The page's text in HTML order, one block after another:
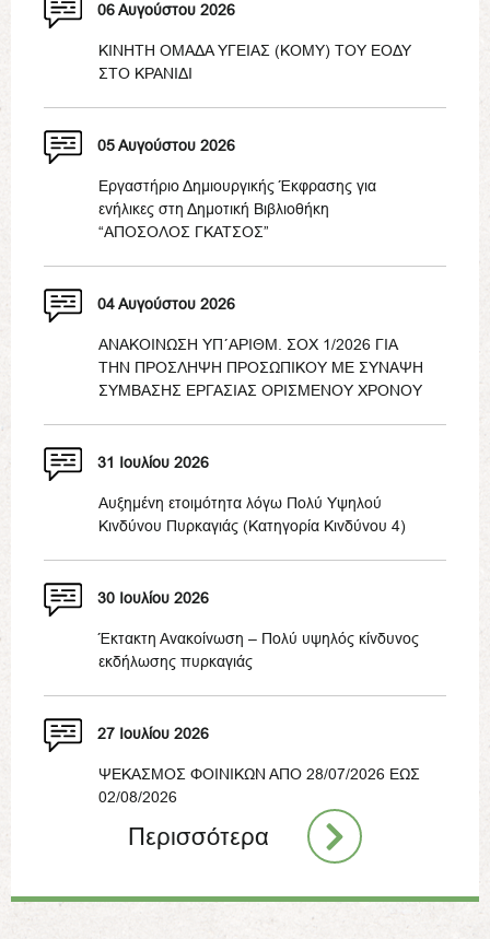
06 Αυγούστου 2026
ΚΙΝΗΤΗ ΟΜΑΔΑ ΥΓΕΙΑΣ (ΚΟΜΥ) ΤΟΥ ΕΟΔΥ
ΣΤΟ ΚΡΑΝΙΔΙ
05 Αυγούστου 2026
Εργαστήριο Δημιουργικής Έκφρασης για
ενήλικες στη Δημοτική Βιβλιοθήκη
“ΑΠΟΣΟΛΟΣ ΓΚΑΤΣΟΣ”
04 Αυγούστου 2026
ΑΝΑΚΟΙΝΩΣΗ ΥΠ΄ΑΡΙΘΜ. ΣΟΧ 1/2026 ΓΙΑ
ΤΗΝ ΠΡΟΣΛΗΨΗ ΠΡΟΣΩΠΙΚΟΥ ΜΕ ΣΥΝΑΨΗ
ΣΥΜΒΑΣΗΣ ΕΡΓΑΣΙΑΣ ΟΡΙΣΜΕΝΟΥ ΧΡΟΝΟΥ
31 Ιουλίου 2026
Αυξημένη ετοιμότητα λόγω Πολύ Υψηλού
Κινδύνου Πυρκαγιάς (Κατηγορία Κινδύνου 4)
30 Ιουλίου 2026
Έκτακτη Ανακοίνωση – Πολύ υψηλός κίνδυνος
εκδήλωσης πυρκαγιάς
27 Ιουλίου 2026
ΨΕΚΑΣΜΟΣ ΦΟΙΝΙΚΩΝ ΑΠΟ 28/07/2026 ΕΩΣ
02/08/2026
Περισσότερα